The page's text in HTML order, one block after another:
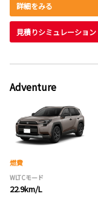
詳細をみる
見積りシミュレーション
Adventure
燃費
WLTCモード
22.9km/L